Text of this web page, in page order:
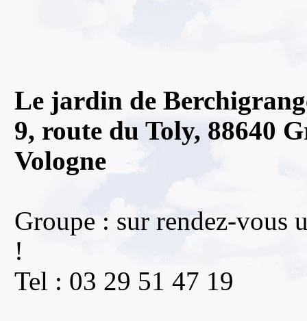
Le jardin de
9, route du Toly, 88640
Vologne
Groupe : sur rendez-vous
!
Tel : 03 29 51 47 19